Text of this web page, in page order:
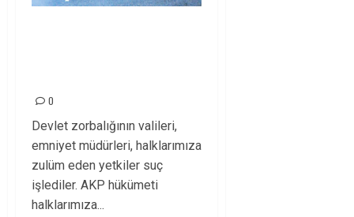
0
Devlet zorbalığının valileri,
emniyet müdürleri, halklarımıza
zulüm eden yetkiler suç
işlediler. AKP hükümeti
halklarımıza...